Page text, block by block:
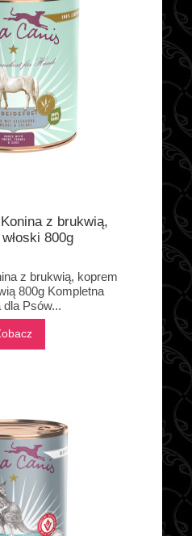
z brukwią,
800g
z brukwią, koprem
800g Kompletna
dla Psów...